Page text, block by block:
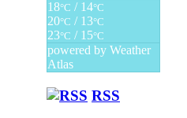
18°C / 14°C
20°C / 13°C
23°C / 15°C
powered by Weather
Atlas
RSS